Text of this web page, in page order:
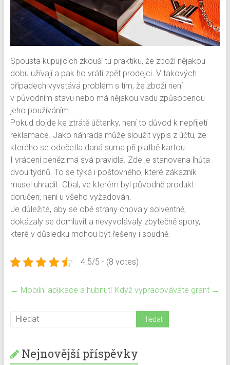
Spousta kupujících zkouší tu praktiku, že zboží nějakou
dobu užívají a pak ho vrátí zpět prodejci. V takových
případech vyvstává problém s tím, že zboží není
v původním stavu nebo má nějakou vadu způsobenou
jeho používáním.
Pokud dojde ke ztrátě účtenky, není to důvod k nepřijetí
reklamace. Jako náhrada může sloužit výpis z účtu, ze
kterého se odečetla daná suma při platbě kartou.
I vrácení peněz má svá pravidla. Zde je stanovena lhůta
dvou týdnů. To se týká i poštovného, které zákazník
musel uhradit. Obal, ve kterém byl původně produkt
doručen, není u všeho vyžadován.
Je důležité, aby se obě strany chovaly solventně,
dokázaly se domluvit a nevyvolávaly zbytečně spory,
které v důsledku mohou být řešeny i soudně.
4.5/5 - (8 votes)
← Mobilní aplikace a hubnutí Když vypracováváte grant →
Nejnovější příspěvky